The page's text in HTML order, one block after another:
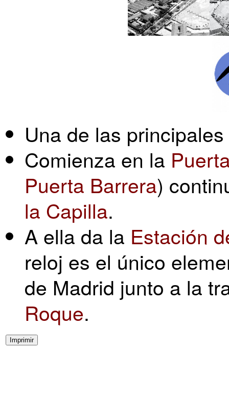
Una de las
Comienza en la
Puerta Barrera)
la Capilla.
A ella da la Estación
reloj es el único
de Madrid junto a la
Roque.